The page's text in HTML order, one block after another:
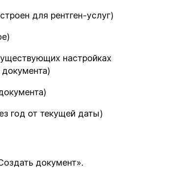
для рентген-услуг)
настройках
год от текущей даты)
документ».